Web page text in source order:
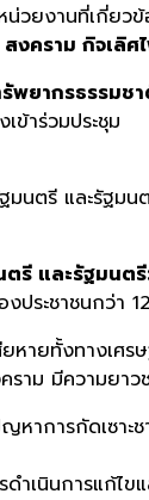
น่วยงานที่เกี่ย
สงคราม กิจเลิ
พยากรธรรมช
ข้าร่วมประชุม
นตรี และรัฐมน
รี และรัฐมนต
ระชาชนกว่า
ยหายทั้งทางเ
ราม มีความยา
าการกัดเซาะ
ำเนินการแก้ไข